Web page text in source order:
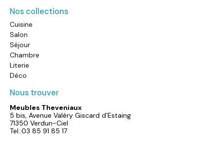
Nos collections
Cuisine
Salon
Séjour
Chambre
Literie
Déco
Nous trouver
Meubles Theveniaux
5 bis, Avenue Valéry Giscard d’Estaing
71350 Verdun-Ciel
Tel.:03 85 91 85 17